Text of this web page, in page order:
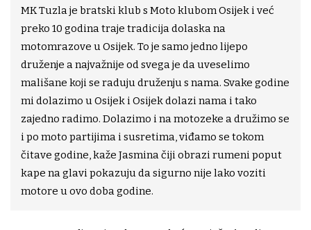
MK Tuzla je bratski klub s Moto klubom Osijek i već
preko 10 godina traje tradicija dolaska na
motomrazove u Osijek. To je samo jedno lijepo
druženje a najvažnije od svega je da uveselimo
mališane koji se raduju druženju s nama. Svake godine
mi dolazimo u Osijek i Osijek dolazi nama i tako
zajedno radimo. Dolazimo i na motozeke a družimo se
i po moto partijima i susretima, viđamo se tokom
čitave godine, kaže Jasmina čiji obrazi rumeni poput
kape na glavi pokazuju da sigurno nije lako voziti
motore u ovo doba godine.